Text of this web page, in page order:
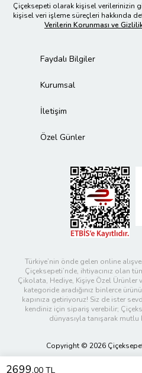
2699,00 TL
Çiçeksepeti olarak kişisel verilerinizin
kişisel veri işleme süreçleri hakkında
Verilerin Korunması ve
Faydalı Bilgiler
Kurumsal
İletişim
Özel Günler
Türkiye’nin önde gelen online
Çiçeksepeti’nde, ihtiyacınız olan
Çikolata, Hediye, Kişiye Özel Ürünler
kategoride aradığınız binlerce
kapınıza getiriyoruz! Siz de ister
kendiniz için sipariş verebilir;
dünyasıyla tanışarak
Copyright © 2026